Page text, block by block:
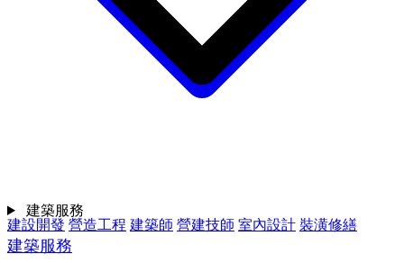
建設開發 營造工程 建築師 營建技師 室內設計 裝潢修繕
建築服務
建築服務